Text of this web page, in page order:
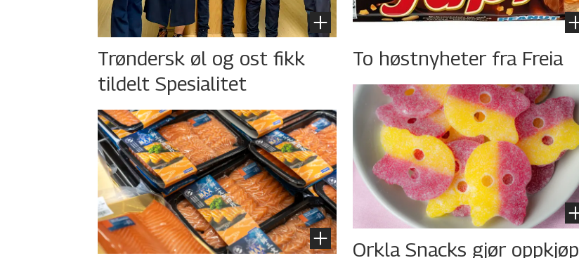
Trøndersk øl og ost fikk
tildelt Spesialitet
To høstnyheter fra Freia
Orkla Snacks gjør oppkjøp